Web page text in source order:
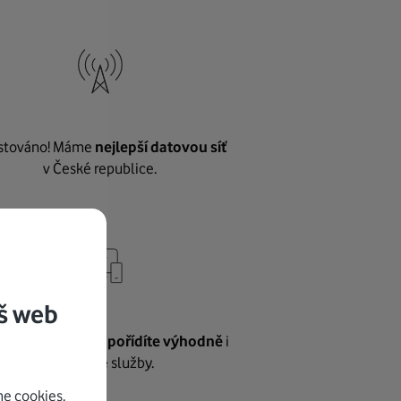
Máme nejlepší datovou síť
v České republice.
pořídíte výhodněi
další naše služby.
web
cookies.